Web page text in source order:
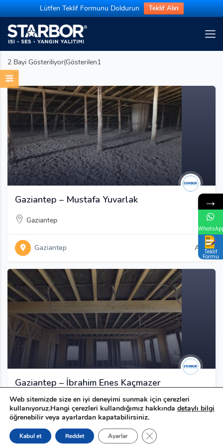
Lütfen Teklif Formunu Doldurun Teklif Alın
2 Bayi Gösteriliyor(Gösterilen1
- 2)
Gaziantep – Mustafa Yuvarlak
Gaziantep
Gaziantep Açık
Gaziantep – İbrahim Enes Kaçmazer
Gaziantep +905301223427
Gaziantep
Web sitemizde size en iyi deneyimi sunmak için çerezleri
kullanıyoruz.Hangi çerezleri kullandığımız hakkında detaylı bilgi
öğrenebilir veya ayarlardan kapatabilirsiniz.
Kabul et Reddet Ayarlar GDPR çerez şeridini
→
Teklif
Formu